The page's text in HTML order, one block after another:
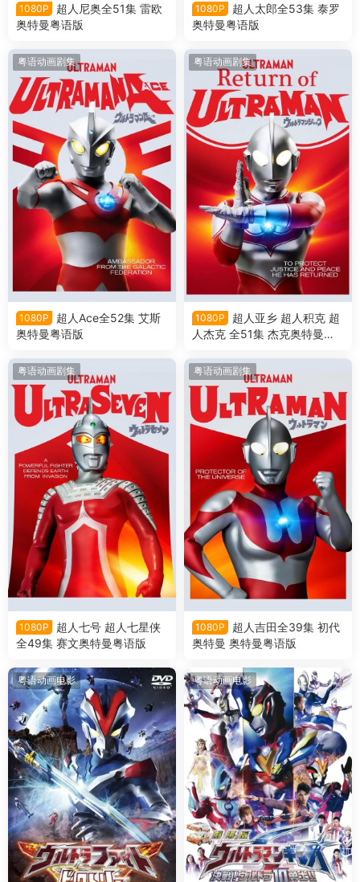
1080P
超人尼奥全51集 雷欧
奥特曼粤语版
1080P
超人太郎全53集 泰罗
奥特曼粤语版
粤语动画剧集
1080P
超人Ace全52集 艾斯
奥特曼粤语版
粤语动画剧集
1080P
超人亚乡 超人积克 超
人杰克 全51集 杰克奥特曼粤
粤语动画剧集
1080P
超人七号 超人七星侠
全49集 赛文奥特曼粤语版
粤语动画剧集
1080P
超人吉田全39集 初代
奥特曼 奥特曼粤语版
粤语动画电影 粤语动画电影